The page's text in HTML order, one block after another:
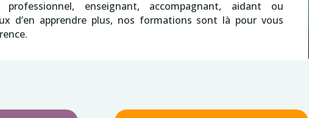
enseignant, accompagnant, aidant ou
d’en apprendre plus, nos formations sont là pour vous